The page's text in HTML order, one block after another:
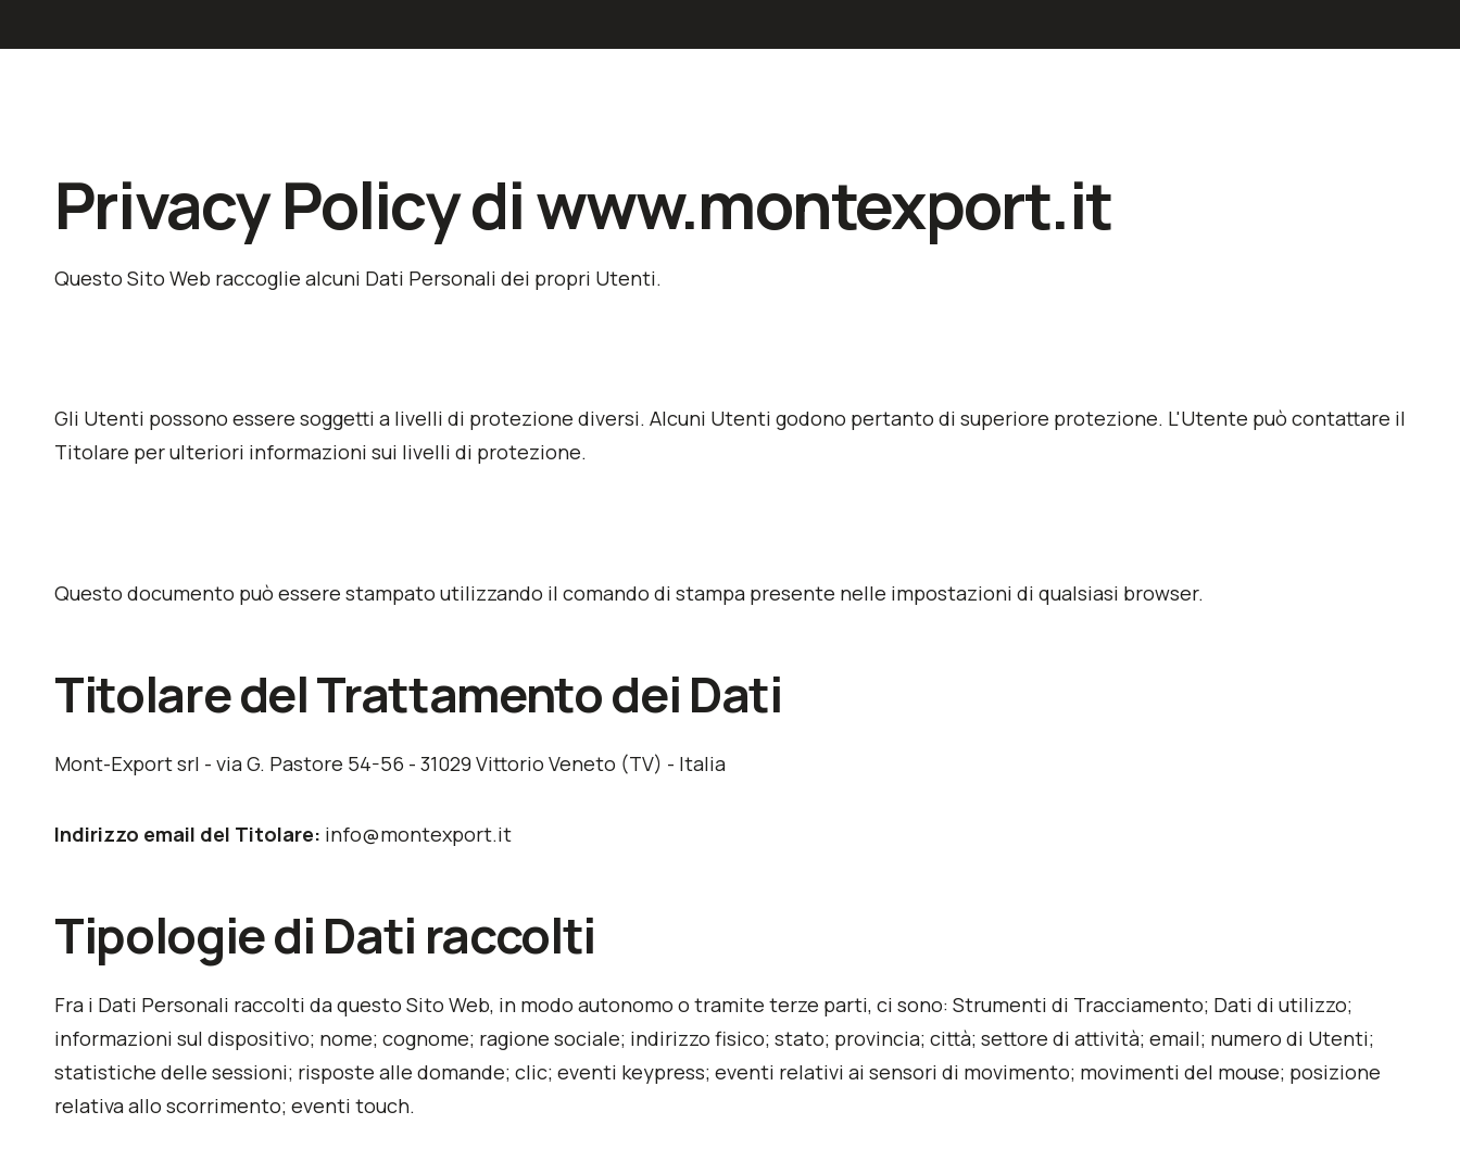
Privacy Policy diwww.montexport.it
Questo Sito Web raccoglie alcuni Dati Personali dei propri Utenti.
Gli Utenti possono essere soggetti a livelli di protezione diversi. Alcuni Utenti godono pertanto di superiore protezione. L'Utente può contattare il
Titolare per ulteriori informazioni sui livelli di protezione.
Questo documento può essere stampato utilizzando il comando di stampa presente nelle impostazioni di qualsiasi browser.
Titolare del Trattamento dei Dati
Mont-Export srl - via G. Pastore 54-56 - 31029 Vittorio Veneto (TV) - Italia
Indirizzo email del Titolare: info@montexport.it
Tipologie di Dati raccolti
Fra i Dati Personali raccolti da questo Sito Web, in modo autonomo o tramite terze parti, ci sono: Strumenti di Tracciamento; Dati di utilizzo;
informazioni sul dispositivo; nome; cognome; ragione sociale; indirizzo fisico; stato; provincia; città; settore di attività; email; numero di Utenti;
statistiche delle sessioni; risposte alle domande; clic; eventi keypress; eventi relativi ai sensori di movimento; movimenti del mouse; posizione
relativa allo scorrimento; eventi touch.